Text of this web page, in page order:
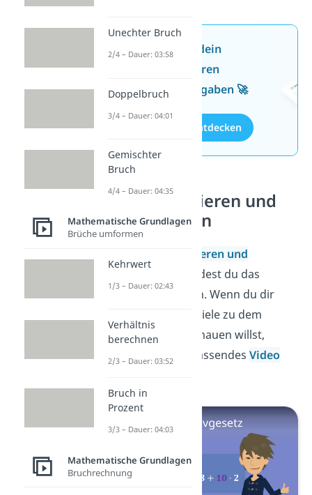
Jetzt neu: Teste dein
Wissen mit unseren
kostenlosen Aufgaben 🚀
Aufgaben entdecken
Ausmultiplizieren und
Ausklammern
Ausmultiplizieren und
wendest du das
Distributivgesetz an. Wenn du dir
noch ein paar Beispiele zu dem
Mathe Gesetz anschauen willst,
haben wir dir ein passendes Video
Unechter Bruch
2/4 – Dauer: 03:58
Doppelbruch
3/4 – Dauer: 04:01
Gemischter
Bruch
4/4 – Dauer: 04:35
Mathematische Grundlagen
Brüche umformen
Kehrwert
1/3 – Dauer: 02:43
Verhältnis
berechnen
2/3 – Dauer: 03:52
Bruch in
Prozent
3/3 – Dauer: 04:03
Mathematische Grundlagen
Bruchrechnung